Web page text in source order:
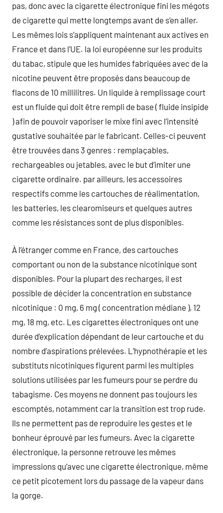
pas, donc avec la cigarette électronique fini les mégots
de cigarette qui mette longtemps avant de s’en aller.
Les mêmes lois s’appliquent maintenant aux actives en
France et dans l’UE. la loi européenne sur les produits
du tabac, stipule que les humides fabriquées avec de la
nicotine peuvent être proposés dans beaucoup de
flacons de 10 millilitres. Un liquide à remplissage court
est un fluide qui doit être rempli de base ( fluide insipide
) afin de pouvoir vaporiser le mixe fini avec l’intensité
gustative souhaitée par le fabricant. Celles-ci peuvent
être trouvées dans 3 genres : remplaçables,
rechargeables ou jetables, avec le but d’imiter une
cigarette ordinaire. par ailleurs, les accessoires
respectifs comme les cartouches de réalimentation,
les batteries, les clearomiseurs et quelques autres
comme les résistances sont de plus disponibles.
À l’étranger comme en France, des cartouches
comportant ou non de la substance nicotinique sont
disponibles. Pour la plupart des recharges, il est
possible de décider la concentration en substance
nicotinique : 0 mg, 6 mg ( concentration médiane ), 12
mg, 18 mg, etc. Les cigarettes électroniques ont une
durée d’explication dépendant de leur cartouche et du
nombre d’aspirations prélevées. L’hypnothérapie et les
substituts nicotiniques figurent parmi les multiples
solutions utilisées par les fumeurs pour se perdre du
tabagisme. Ces moyens ne donnent pas toujours les
escomptés, notamment car la transition est trop rude.
Ils ne permettent pas de reproduire les gestes et le
bonheur éprouvé par les fumeurs. Avec la cigarette
électronique, la personne retrouve les mêmes
impressions qu’avec une cigarette électronique, même
ce petit picotement lors du passage de la vapeur dans
la gorge.